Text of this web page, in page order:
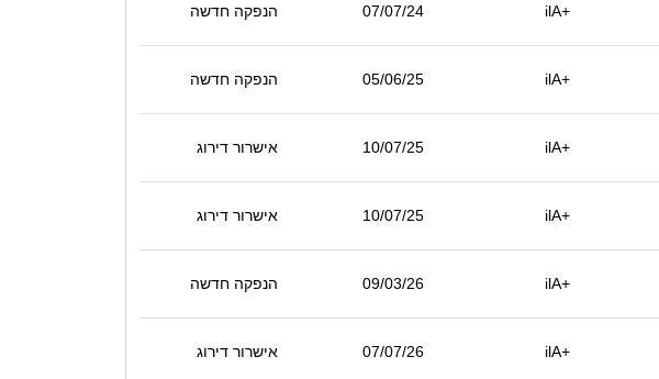
ilA+
07/07/24 הנפקה חדשה
ilA+
05/06/25 הנפקה חדשה
ilA+
10/07/25 אישרור דירוג
ilA+
10/07/25 אישרור דירוג
ilA+
09/03/26 הנפקה חדשה
ilA+
07/07/26 אישרור דירוג